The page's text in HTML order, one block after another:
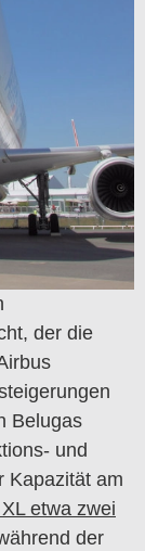
der die
Belugas
und
Kapazität am
etwa zwei
der